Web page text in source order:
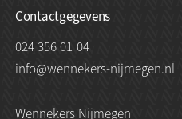
Contactgegevens
024 356 01 04
info@wennekers-nijmegen.nl
Wennekers Nijmegen